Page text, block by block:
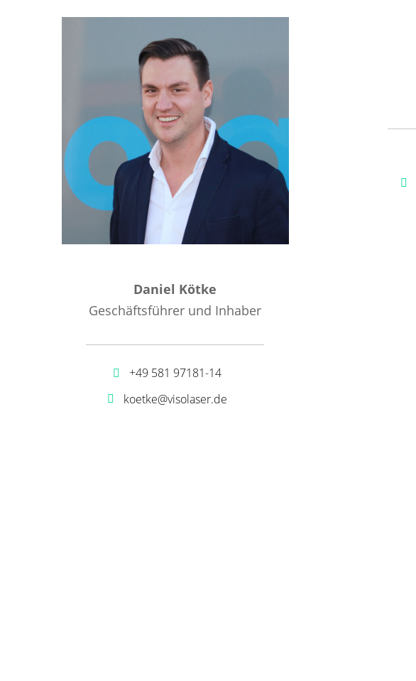
Daniel Kötke
Geschäftsführer und Inhaber
+49 581 97181-14
koetke@visolaser.de